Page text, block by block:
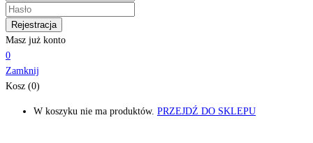
Masz już konto
0
Zamknij
Kosz (0)
W koszyku nie ma produktów. PRZEJDŹ DO SKLEPU